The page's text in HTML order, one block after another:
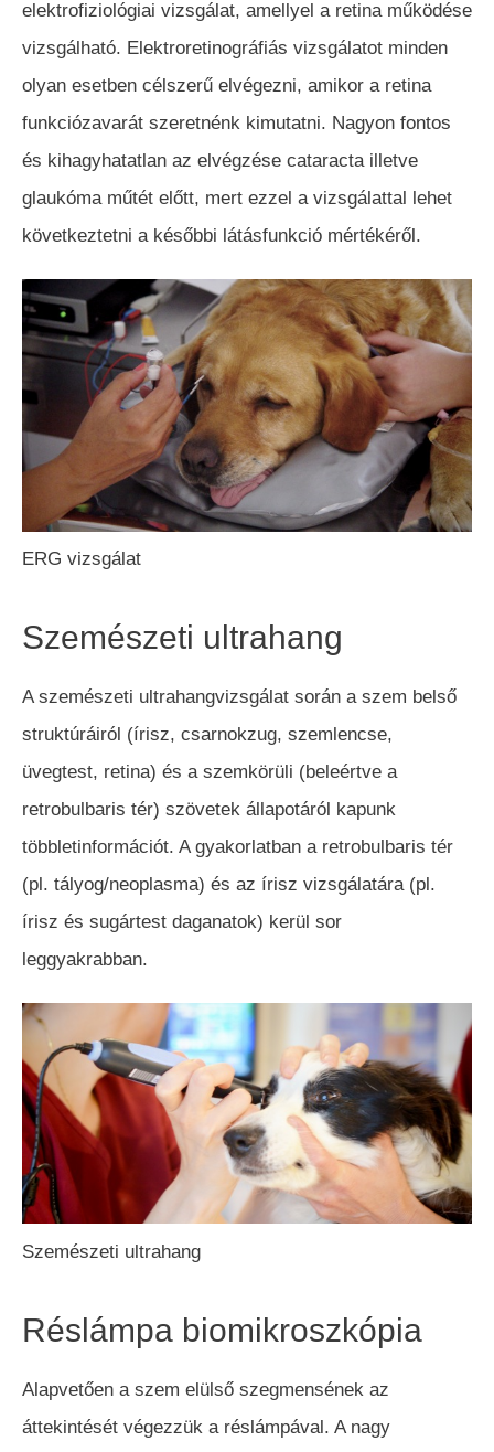
elektrofiziológiai vizsgálat, amellyel a retina működése
vizsgálható. Elektroretinográfiás vizsgálatot minden
olyan esetben célszerű elvégezni, amikor a retina
funkciózavarát szeretnénk kimutatni. Nagyon fontos
és kihagyhatatlan az elvégzése cataracta illetve
glaukóma műtét előtt, mert ezzel a vizsgálattal lehet
következtetni a későbbi látásfunkció mértékéről.
ERG vizsgálat
Szemészeti ultrahang
A szemészeti ultrahangvizsgálat során a szem belső
struktúráiról (írisz, csarnokzug, szemlencse,
üvegtest, retina) és a szemkörüli (beleértve a
retrobulbaris tér) szövetek állapotáról kapunk
többletinformációt. A gyakorlatban a retrobulbaris tér
(pl. tályog/neoplasma) és az írisz vizsgálatára (pl.
írisz és sugártest daganatok) kerül sor
leggyakrabban.
Szemészeti ultrahang
Réslámpa biomikroszkópia
Alapvetően a szem elülső szegmensének az
áttekintését végezzük a réslámpával. A nagy